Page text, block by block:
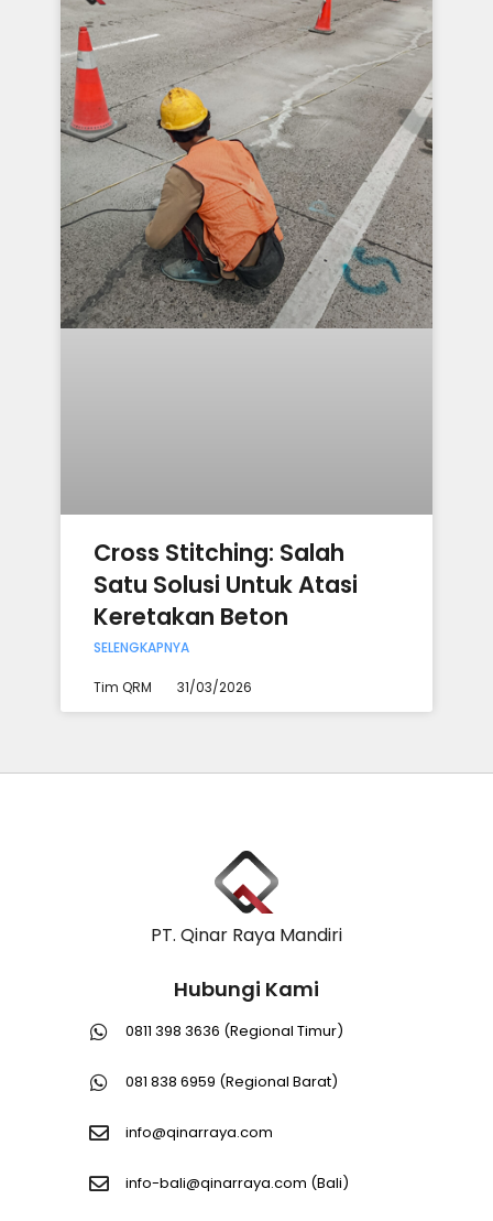
Cross Stitching: Salah
Satu Solusi Untuk Atasi
Keretakan Beton
SELENGKAPNYA
Tim QRM 31/03/2026
PT. Qinar Raya Mandiri
Hubungi Kami
0811 398 3636 (Regional Timur)
081 838 6959 (Regional Barat)
info@qinarraya.com
info-bali@qinarraya.com (Bali)